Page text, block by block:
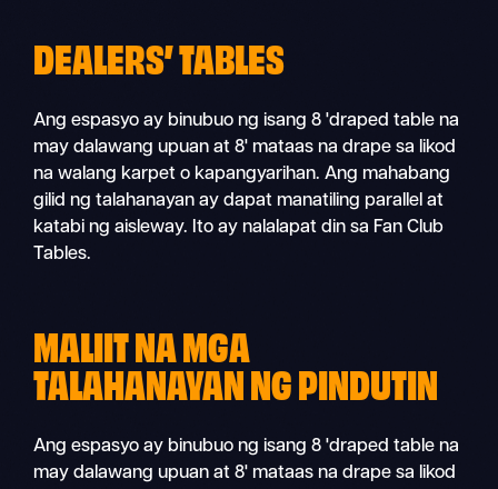
DEALERS’ TABLES
Ang espasyo ay binubuo ng isang 8 'draped table na
may dalawang upuan at 8' mataas na drape sa likod
na walang karpet o kapangyarihan. Ang mahabang
gilid ng talahanayan ay dapat manatiling parallel at
katabi ng aisleway. Ito ay nalalapat din sa Fan Club
Tables.
MALIIT NA MGA
TALAHANAYAN NG PINDUTIN
Ang espasyo ay binubuo ng isang 8 'draped table na
may dalawang upuan at 8' mataas na drape sa likod